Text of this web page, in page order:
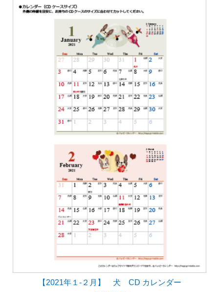
【2021年１-２月】 犬 CD カレンダー